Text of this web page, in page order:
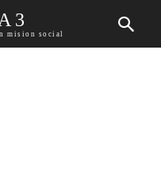
3
mision social